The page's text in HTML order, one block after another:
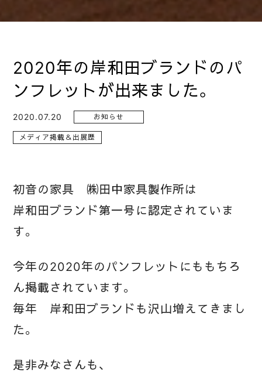
2020年の岸和田ブランドのパ
ンフレットが出来ました。
2020.07.20 お知らせ
メディア掲載＆出展歴
初音の家具 ㈱田中家具製作所は
岸和田ブランド第一号に認定されていま
す。
今年の2020年のパンフレットにももちろ
ん掲載されています。
毎年 岸和田ブランドも沢山増えてきまし
た。
是非みなさんも、